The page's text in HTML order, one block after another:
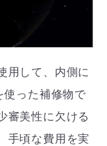
用して、内側に
使った補修物で
審美性に欠ける
手頃な費用を実